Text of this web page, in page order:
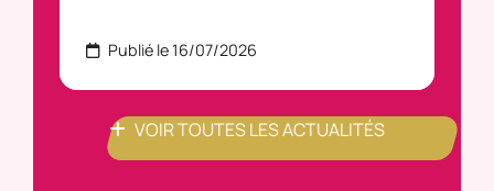
Publié le 16/07/2026
VOIR TOUTES LES ACTUALITÉS